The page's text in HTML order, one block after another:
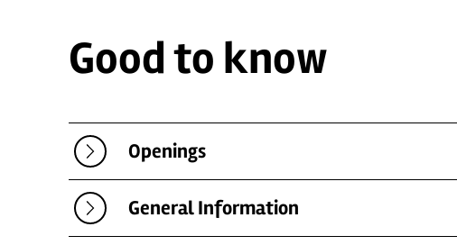
Good to know
Openings
General Information